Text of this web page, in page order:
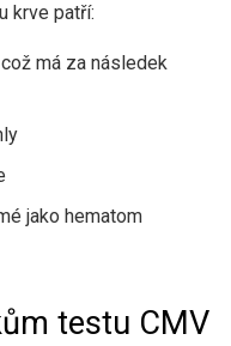
krve patří:
má za následek
jako hematom
testu CMV